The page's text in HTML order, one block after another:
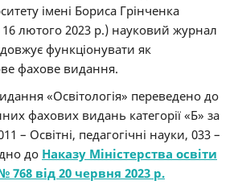
імені Бориса Грінченка
лютого 2023 р.) науковий журнал
функціонувати як
фахове видання.
«Освітологія» переведено до
фахових видань категорії «Б» за
– Освітні, педагогічні науки, 033 –
до Наказу Міністерства освіти
768 від 20 червня 2023 р.